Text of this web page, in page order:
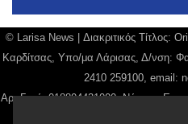
© Larisa News | Διακριτικός
Καρδίτσας, Υπο/μα Λάρισας, Δ/νση:
2410 259100, email:
Αρ. Γεμή: 018804431000, Νόμιμος
Παναγιώτης Φιλίππου,